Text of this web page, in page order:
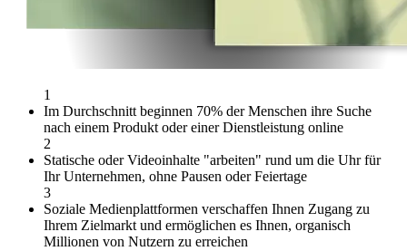
1
Im Durchschnitt beginnen 70% der Menschen ihre Suche
nach einem Produkt oder einer Dienstleistung online
2
Statische oder Videoinhalte "arbeiten" rund um die Uhr für
Ihr Unternehmen, ohne Pausen oder Feiertage
3
Soziale Medienplattformen verschaffen Ihnen Zugang zu
Ihrem Zielmarkt und ermöglichen es Ihnen, organisch
Millionen von Nutzern zu erreichen